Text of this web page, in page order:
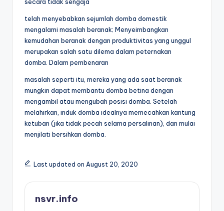
telah menyebabkan sejumlah domba domestik
mengalami masalah beranak; Menyeimbangkan
kemudahan beranak dengan produktivitas yang unggul
merupakan salah satu dilema dalam peternakan
domba. Dalam pembenaran
masalah seperti itu, mereka yang ada saat beranak
mungkin dapat membantu domba betina dengan
mengambil atau mengubah posisi domba. Setelah
melahirkan, induk domba idealnya memecahkan kantung
ketuban (jika tidak pecah selama persalinan), dan mulai
menjilati bersihkan domba.
Last updated on August 20, 2020
nsvr.info